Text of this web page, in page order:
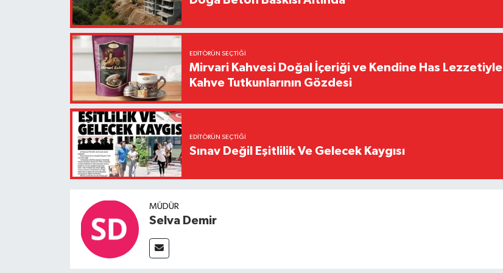
EDITÖRÜN SEÇTIĞI
Mirvari Kahvesi Doğal İçeriği ve Kendine Has Lezzetiyle
Kahve Tutkunlarının Gözdesi
EDITÖRÜN SEÇTIĞI
Sınav Değil Eşitlilik Ve Gelecek Kaygısı
MÜDÜR
Selva Demir